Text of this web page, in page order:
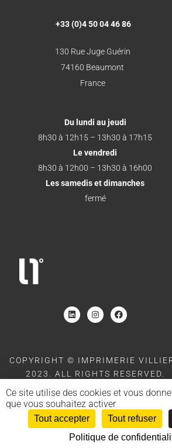
Ce site utilise des cookies et vous
que vous souhaitez activer
Tout accepter Tout refuser
Politique de
+33 (0)4 50 04 46 86
130 Rue Juge Guérin
74160 Beaumont
France
Du lundi au jeudi
8h30 à 12h15 – 13h30 à 17h15
Le vendredi
8h30 à 12h00 – 13h30 à 16h00
Les samedis et dimanches
fermé
COPYRIGHT © IMPRIMERIE
2023. ALL RIGHTS RESERVED.
SITE POWERED BY MOOD AND